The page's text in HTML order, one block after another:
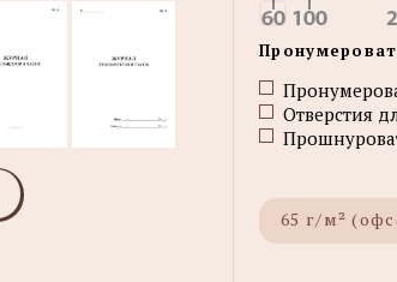
Отверстия
65 г/м²